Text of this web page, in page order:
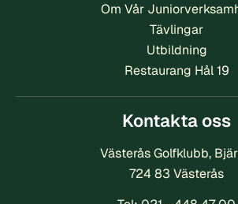
Om Vår
Tävlingar
Utbildning
Restaurang Hål 19
Kontakta oss
Västerås Golfklubb,
724 83 Västerås